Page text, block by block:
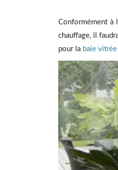
Conformément à
chauffage, il
pour la baie